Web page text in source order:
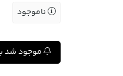
ناموجود
موجود شد